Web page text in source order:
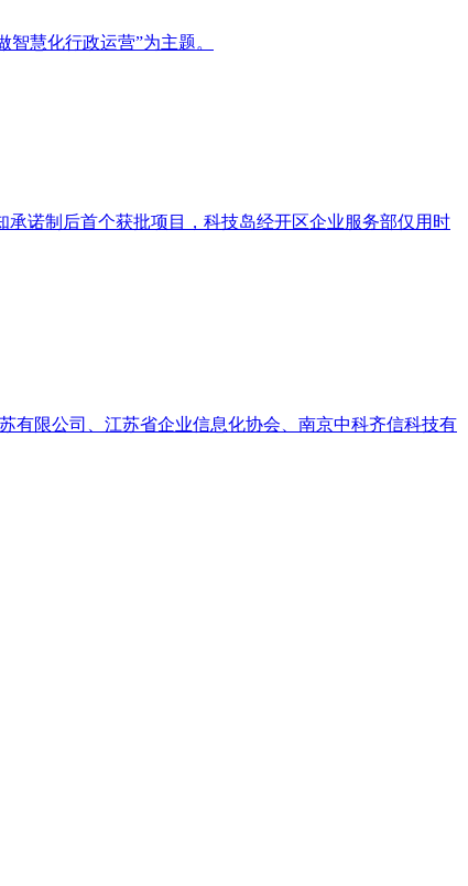
慧化行政运营”为主题。
诺制后首个获批项目，科技岛经开区企业服务部仅用时
有限公司、江苏省企业信息化协会、南京中科齐信科技有